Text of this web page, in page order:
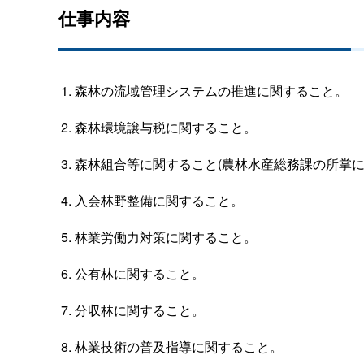
仕事内容
森林の流域管理システムの推進に関すること。
森林環境譲与税に関すること。
森林組合等に関すること(農林水産総務課の所掌
入会林野整備に関すること。
林業労働力対策に関すること。
公有林に関すること。
分収林に関すること。
林業技術の普及指導に関すること。